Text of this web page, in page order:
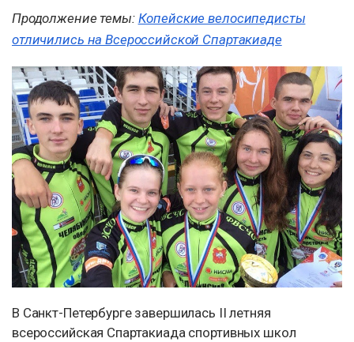
Продолжение темы: Копейские велосипедисты
отличились на Всероссийской Спартакиаде
В Санкт-Петербурге завершилась II летняя
всероссийская Спартакиада спортивных школ